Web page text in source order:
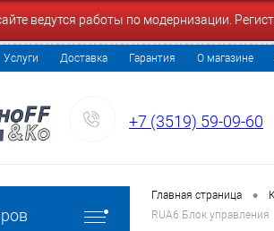
ведутся работы по модернизации.
Услуги Доставка Гарантия О магазине
+7 (3519) 59-09-60
Главная страница •
RUA6 Блок управления